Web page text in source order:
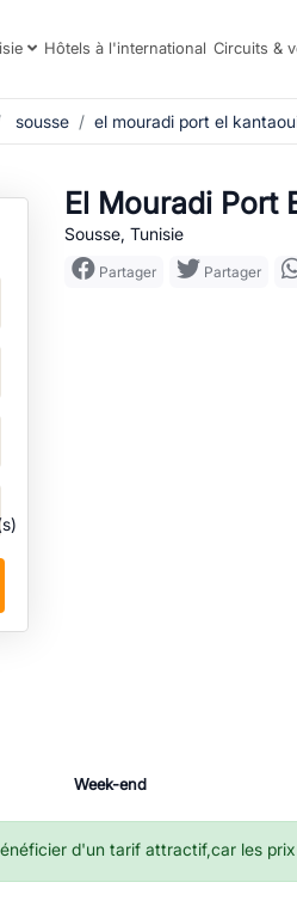
Hôtels à l'international Circuits &
sousse el mouradi port el
El Mouradi Port
Sousse, Tunisie
Partager Partager
Week-end
d'un tarif attractif,car les